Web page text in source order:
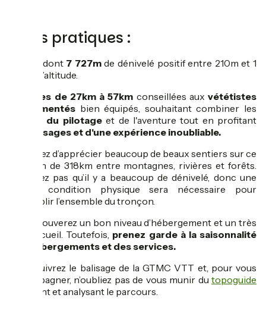
Infos pratiques :
dont 7 727mde dénivelé positif entre 210m et 1
560m d’altitude.
8 étapes de 27km à 57km conseillées aux vététistes
expérimentés bien équipés, souhaitant combiner les
plaisirs du pilotageet de l'aventure tout en profitant
paysages et d'une expérience inoubliable.
Prévoyez d’apprécier beaucoup de beaux sentiers sur ce
tronçon de 318km entre montagnes, rivières et forêts.
N’oubliez pas qu’il y a beaucoup de dénivelé, donc une
bonne condition physique sera nécessaire pour
accomplir l’ensemble du tronçon.
Vous trouverez un bon niveau d’hébergement et un très
bon accueil. Toutefois, prenez garde à la saisonnalité
des hébergements et des services.
Vous suivrez le balisage de la GTMC VTT et, pour vous
accompagner, n’oubliez pas de vous munir du topoguide
exposant et analysant le parcours.